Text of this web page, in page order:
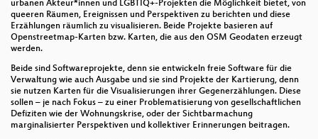
urbanen Akteur*innen und LGBTIQ+-Projekten die Möglichkeit bietet, von
queeren Räumen, Ereignissen und Perspektiven zu berichten und diese
Erzählungen räumlich zu visualisieren. Beide Projekte basieren auf
Openstreetmap-Karten bzw. Karten, die aus den OSM Geodaten erzeugt
werden.
Beide sind Softwareprojekte, denn sie entwickeln freie Software für die
Verwaltung wie auch Ausgabe und sie sind Projekte der Kartierung, denn
sie nutzen Karten für die Visualisierungen ihrer Gegenerzählungen. Diese
sollen – je nach Fokus – zu einer Problematisierung von gesellschaftlichen
Defiziten wie der Wohnungskrise, oder der Sichtbarmachung
marginalisierter Perspektiven und kollektiver Erinnerungen beitragen.